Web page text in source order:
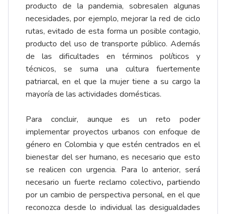
producto de la pandemia, sobresalen algunas
necesidades, por ejemplo, mejorar la red de ciclo
rutas, evitado de esta forma un posible contagio,
producto del uso de transporte público. Además
de las dificultades en términos políticos y
técnicos, se suma una cultura fuertemente
patriarcal, en el que la mujer tiene a su cargo la
mayoría de las actividades domésticas.
Para concluir, aunque es un reto poder
implementar proyectos urbanos con enfoque de
género en Colombia y que estén centrados en el
bienestar del ser humano, es necesario que esto
se realicen con urgencia. Para lo anterior, será
necesario un fuerte reclamo colectivo, partiendo
por un cambio de perspectiva personal, en el que
reconozca desde lo individual las desigualdades